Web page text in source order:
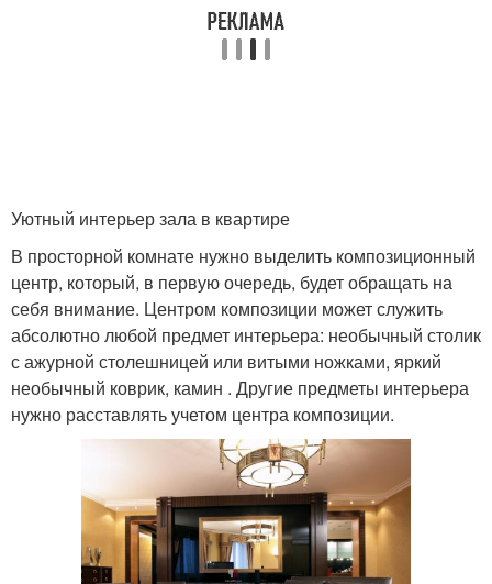
Уютный интерьер зала в квартире
В просторной комнате нужно выделить композиционный
центр, который, в первую очередь, будет обращать на
себя внимание. Центром композиции может служить
абсолютно любой предмет интерьера: необычный столик
с ажурной столешницей или витыми ножками, яркий
необычный коврик, камин . Другие предметы интерьера
нужно расставлять учетом центра композиции.